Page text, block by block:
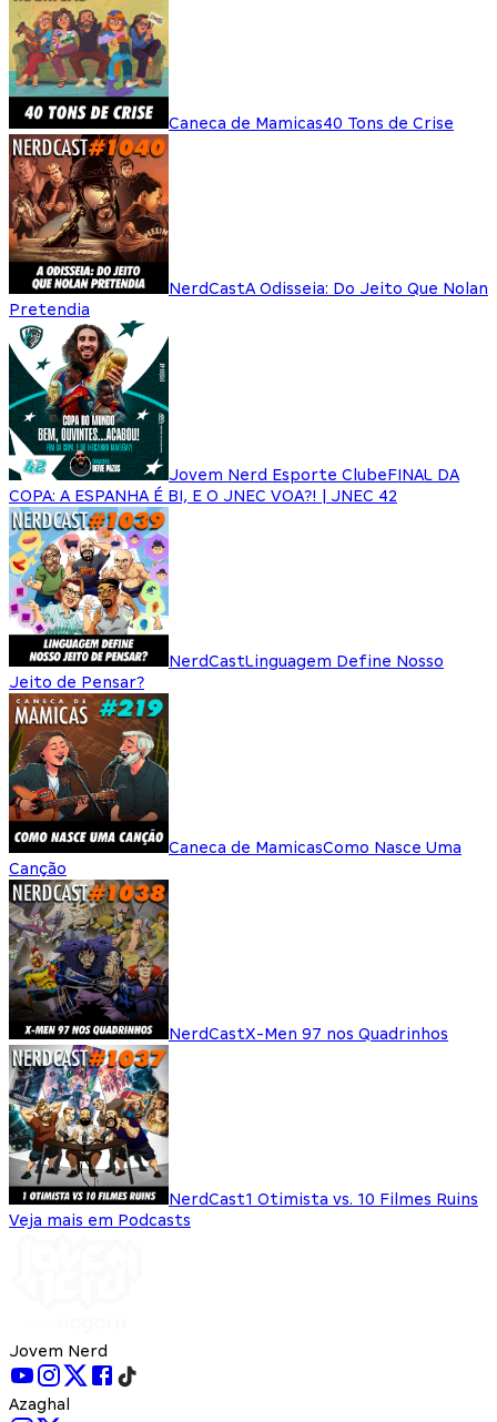
Caneca de Mamicas40 Tons de Crise
NerdCastA Odisseia: Do Jeito Que Nolan
Pretendia
Jovem Nerd Esporte ClubeFINAL DA
COPA: A ESPANHA É BI, E O JNEC VOA?! | JNEC 42
NerdCastLinguagem Define Nosso
Jeito de Pensar?
Caneca de MamicasComo Nasce Uma
Canção
NerdCastX-Men 97 nos Quadrinhos
NerdCast1 Otimista vs. 10 Filmes Ruins
Veja mais em Podcasts
Jovem Nerd
Azaghal